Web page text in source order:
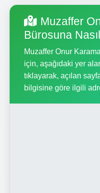
Muzaffer
Bürosuna
Muzaffer Onur
için, aşağıdaki yer
tıklayarak, açılan
bilgisine göre ilgili